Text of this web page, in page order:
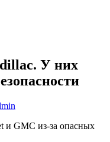
У них
и GMC из-за опасных